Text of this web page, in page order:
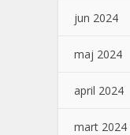
jun 2024
maj 2024
april 2024
mart 2024